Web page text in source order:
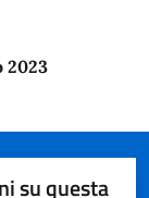
2023
su questa